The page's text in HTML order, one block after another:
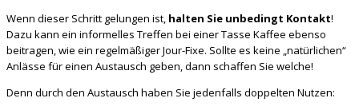
Wenn dieser Schritt gelungen ist, halten Sie unbedingt Kontakt!
Dazu kann ein informelles Treffen bei einer Tasse Kaffee ebenso
beitragen, wie ein regelmäßiger Jour-Fixe. Sollte es keine „natürlichen“
Anlässe für einen Austausch geben, dann schaffen Sie welche!
Denn durch den Austausch haben Sie jedenfalls doppelten Nutzen: